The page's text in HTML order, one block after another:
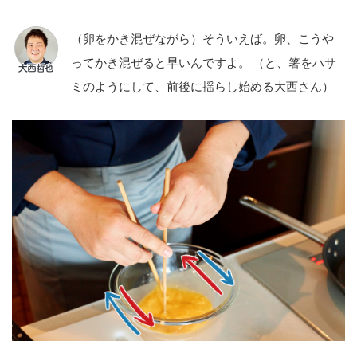
（卵をかき混ぜながら）そういえば。卵、こうや
ってかき混ぜると早いんですよ。 （と、箸をハサ
ミのようにして、前後に揺らし始める大西さん）